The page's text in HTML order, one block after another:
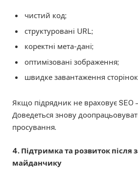
чистий код;
структуровані URL;
коректні мета-дані;
оптимізовані зображення;
швидке завантаження
Якщо підрядник не враховує SEO
Доведеться знову
просування.
4. Підтримка та розвиток після
майданчику